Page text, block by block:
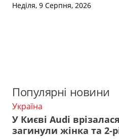
Неділя, 9 Серпня, 2026
Популярні новини
Україна
У Києві Audi
загинули жінка та 2-